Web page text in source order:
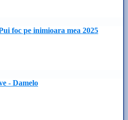
foc pe inimioara mea 2025
- Damelo